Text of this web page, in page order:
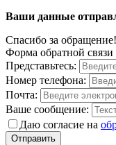
Ваши данные
Спасибо за обращение!
Форма обратной связи
Представьтесь:
Номер телефона:
Почта:
Ваше сообщение:
Даю согласие на
Отправить